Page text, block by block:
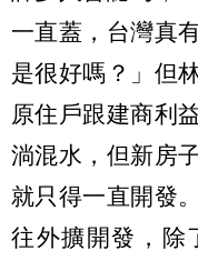
一直蓋，台灣真
是很好嗎？」但
原住戶跟建商利
淌混水，但新房
就只得一直開發
往外擴開發，除